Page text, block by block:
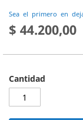
Sea el primero en
$ 44.200,00
Cantidad
la
galería